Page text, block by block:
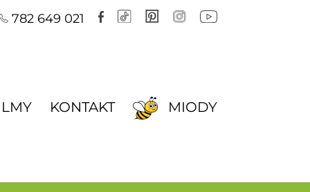
782 649 021
KONTAKT MIODY